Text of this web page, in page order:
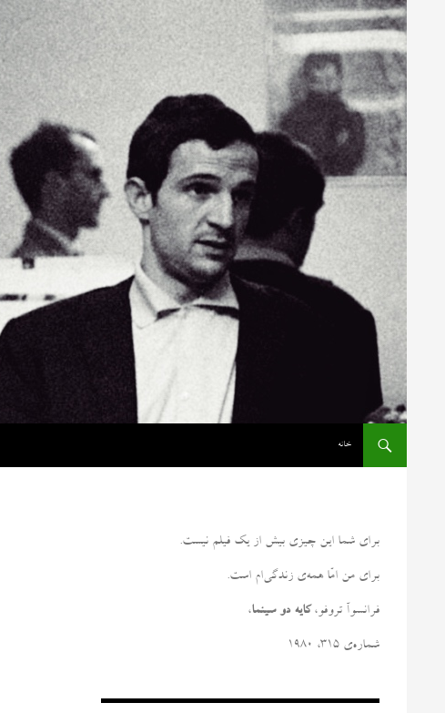
خانه
برای شما این چیزی بیش از یک فیلم نیست.
برای من امّا همه‌ی زندگی‌ام است.
فرانسوآ تروفو، کایه دو سینما،
شماره‌ی ۳۱۵، ۱۹۸۰